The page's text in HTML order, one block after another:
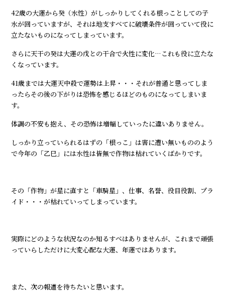
42歳の大運から癸（水性）がしっかりしてくれる根っことしての子
水が回っていますが、それは地支すべてに破壊条件が回っていて役に
立たないものになってしまっています。
さらに天干の癸は大運の戊との干合で火性に変化…これも役に立たな
くなっています。
41歳までは大運天中殺で運勢は上昇・・・それが普通と思ってしま
ったらその後の下がりは恐怖を感じるほどのものになってしまいま
す。
体調の不安も抱え、その恐怖は増幅していったに違いありません。
しっかり立っていられるはずの「根っこ」は害に遭い無いもののよう
で今年の「乙巳」には水性は皆無で作物は枯れていくばかりです。
その「作物」が星に直すと「車騎星」、仕事、名誉、役目役割、プラ
イド・・・が枯れていってしまっています。
実際にどのような状況なのか知るすべはありませんが、これまで頑張
っていらしただけに大変心配な大運、年運ではあります。
また、次の報道を待ちたいと思います。